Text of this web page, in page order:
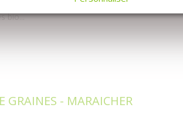
: des graines conventionnelles mais
bio...
GRAINES - MARAICHER